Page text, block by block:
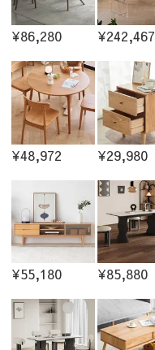
¥86,280 ¥242,467
¥48,972 ¥29,980
¥55,180 ¥85,880